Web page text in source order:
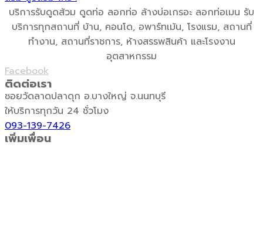
บริการรับดูดส้วม ดูดท่อ ลอกท่อ ล้างบ่อเกรอะ ลอกท่อเมน รับ
บริการทุกสถานที่ บ้าน, คอนโด, อพาร์ทเม้น, โรงแรม, สถานที่
ทำงาน, สถานที่ราชการ, ห้างสรรพสินค้า และโรงงาน
อุตสาหกรรม
Facebook
ติดต่อเรา
ซอยวัดลาดปลาดุก อ.บางใหญ่ จ.นนทบุรี
ให้บริการทุกวัน 24 ชั่วโมง
093-139-7426
เพิ่มเพื่อน